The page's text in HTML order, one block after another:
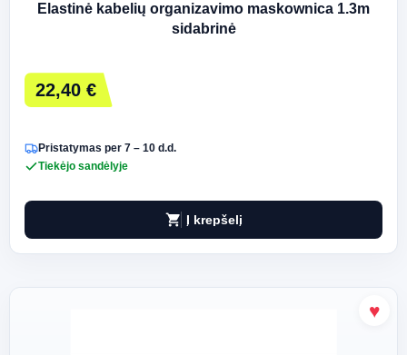
Elastinė kabelių organizavimo maskownica 1.3m
sidabrinė
22,40 €
Pristatymas per 7 – 10 d.d.
Tiekėjo sandėlyje
shopping_cart Į krepšelį